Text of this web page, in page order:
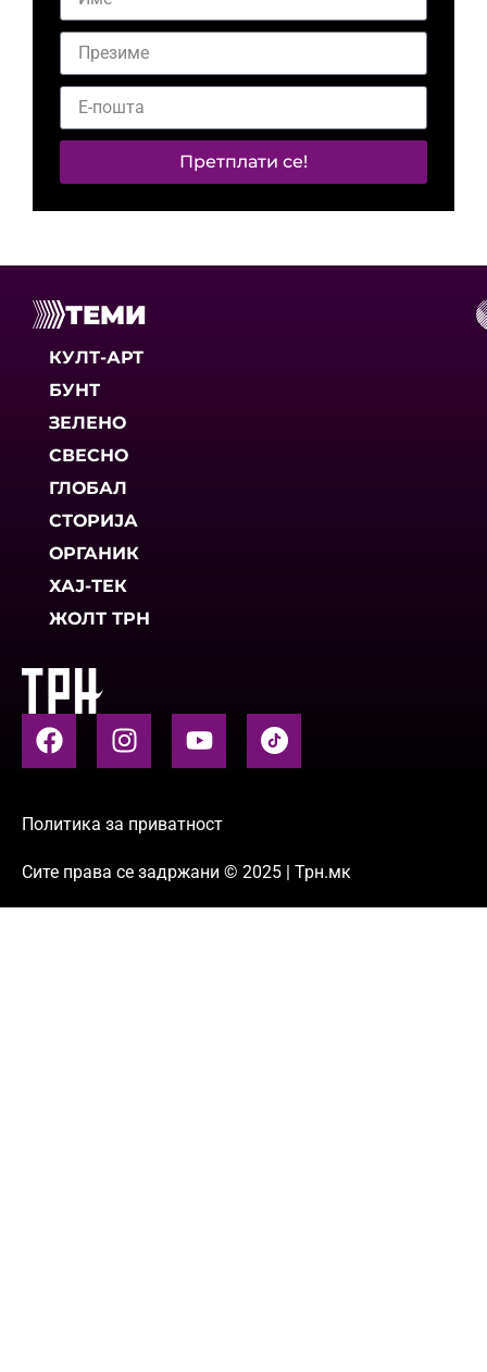
Претплати се!
ТЕМИ
КУЛТ-АРТ
БУНТ
ЗЕЛЕНО
СВЕСНО
ГЛОБАЛ
СТОРИЈА
ОРГАНИК
ХАЈ-ТЕК
ЖОЛТ ТРН
Политика за приватност
Сите права се задржани © 2025 | Трн.мк